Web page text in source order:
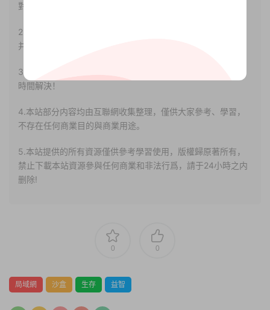
對其真實性負責。
2.若您需要商業運營或用于其他商業活動，請您購買正版授權
并合法使用。
3.如果本站有侵犯、不妥之處的資源，請聯系我們。将會第一
時間解決！
4.本站部分内容均由互聯網收集整理，僅供大家參考、學習，
不存在任何商業目的與商業用途。
5.本站提供的所有資源僅供參考學習使用，版權歸原著所有，
禁止下載本站資源參與任何商業和非法行爲，請于24小時之内
删除!
0 0
局域網 沙盒 生存 益智